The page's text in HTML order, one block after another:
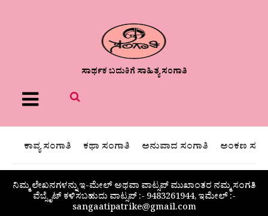
ಸಾರ್ಥಕ ಬದುಕಿಗೆ ಸಾಹಿತ್ಯ ಸಂಗಾತಿ
Menu
ಕಾವ್ಯ ಸಂಗಾತಿ ಕಥಾ ಸಂಗಾತಿ ಅನುವಾದ ಸಂಗಾತಿ ಅಂಕಣ
ನಿಮ್ಮ ಲೇಖನಗಳನ್ನು ಇ-ಮೇಲ್ ಅಥವಾ ವಾಟ್ಸಪ್ ಮುಖಾಂತರ ನಮ್ಮ ಸಂಗತಿ
ವೆಬ್ಸೈಟ್ ಕಳಿಸಬಹುದು ವಾಟ್ಸಪ್‌ :- 9483261944, ಇಮೇಲ್ :-
sangaatipatrike@gmail.com